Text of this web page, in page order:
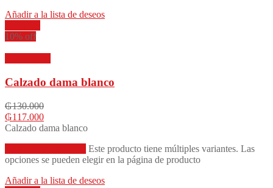
Añadir a la lista de deseos
10% off
Calzado dama blanco
₲130.000
₲117.000
Calzado dama blanco
Este producto tiene múltiples variantes. Las
opciones se pueden elegir en la página de producto
Añadir a la lista de deseos